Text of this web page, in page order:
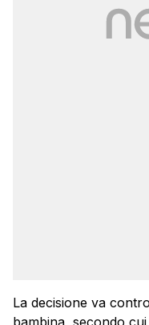
La decisione va
bambina, secondo